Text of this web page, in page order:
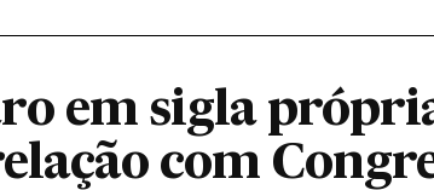
em sigla
com